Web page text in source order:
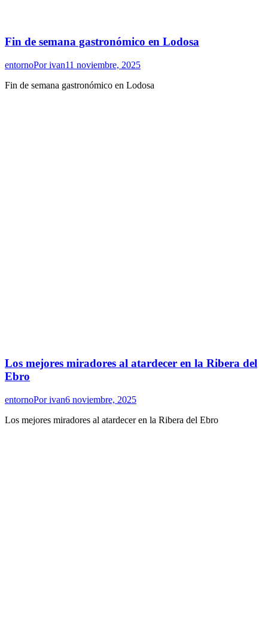
Fin de semana gastronómico en Lodosa
entornoPorivan11 noviembre, 2025
Fin de semana gastronómico en Lodosa
Los mejores miradores al atardecer en la Ribera del
Ebro
entornoPorivan6 noviembre, 2025
Los mejores miradores al atardecer en la Ribera del Ebro